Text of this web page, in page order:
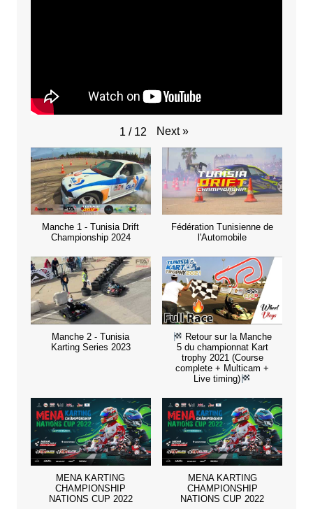
1 / 12 Next »
Manche 1 - Tunisia Drift
Championship 2024
Fédération Tunisienne de
l'Automobile
Manche 2 - Tunisia
Karting Series 2023
Retour sur la Manche
5 du championnat Kart
trophy 2021 (Course
complete + Multicam +
Live timing)
MENA KARTING
CHAMPIONSHIP
NATIONS CUP 2022
MENA KARTING
CHAMPIONSHIP
NATIONS CUP 2022